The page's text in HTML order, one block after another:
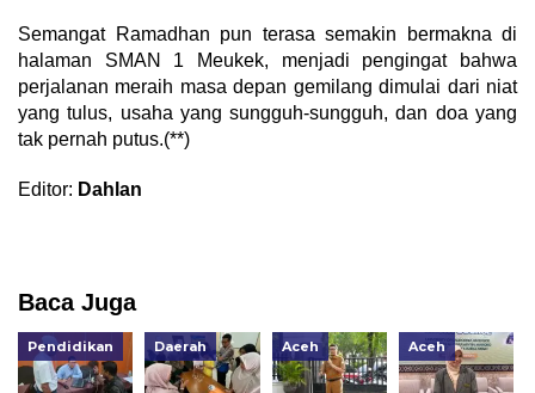
Semangat Ramadhan pun terasa semakin bermakna di
halaman SMAN 1 Meukek, menjadi pengingat bahwa
perjalanan meraih masa depan gemilang dimulai dari niat
yang tulus, usaha yang sungguh-sungguh, dan doa yang
tak pernah putus.(**)
Editor: Dahlan
Baca Juga
Pendidikan Daerah Aceh Aceh